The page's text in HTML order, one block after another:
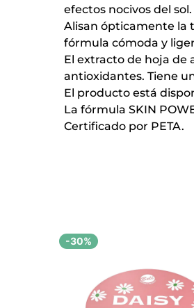
efectos nocivos del sol.
Alisan ópticamente la
fórmula cómoda y
El extracto de hoja de
antioxidantes. Tiene
El producto está
La fórmula SKIN
Certificado por PETA.
-30%